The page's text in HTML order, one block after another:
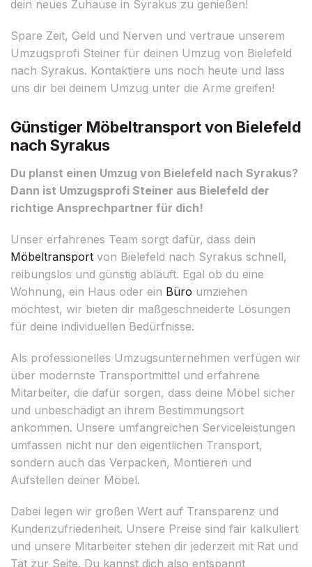
dein neues Zuhause in Syrakus zu genießen!
Spare Zeit, Geld und Nerven und vertraue unserem
Umzugsprofi Steiner für deinen Umzug von Bielefeld
nach Syrakus. Kontaktiere uns noch heute und lass
uns dir bei deinem Umzug unter die Arme greifen!
Günstiger Möbeltransport von Bielefeld
nach Syrakus
Du planst einen Umzug von Bielefeld nach Syrakus?
Dann ist Umzugsprofi Steiner aus Bielefeld der
richtige Ansprechpartner für dich!
Unser erfahrenes Team sorgt dafür, dass dein
Möbeltransport von Bielefeld nach Syrakus schnell,
reibungslos und günstig abläuft. Egal ob du eine
Wohnung, ein Haus oder ein Büro umziehen
möchtest, wir bieten dir maßgeschneiderte Lösungen
für deine individuellen Bedürfnisse.
Als professionelles Umzugsunternehmen verfügen wir
über modernste Transportmittel und erfahrene
Mitarbeiter, die dafür sorgen, dass deine Möbel sicher
und unbeschädigt an ihrem Bestimmungsort
ankommen. Unsere umfangreichen Serviceleistungen
umfassen nicht nur den eigentlichen Transport,
sondern auch das Verpacken, Montieren und
Aufstellen deiner Möbel.
Dabei legen wir großen Wert auf Transparenz und
Kundenzufriedenheit. Unsere Preise sind fair kalkuliert
und unsere Mitarbeiter stehen dir jederzeit mit Rat und
Tat zur Seite. Du kannst dich also entspannt